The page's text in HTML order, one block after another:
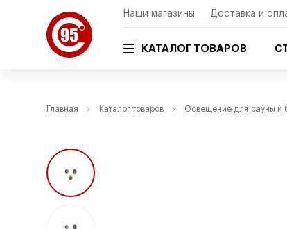
Наши магазины Доставка и
КАТАЛОГ ТОВАРОВ
Главная Каталог товаров Освещение для сауны и